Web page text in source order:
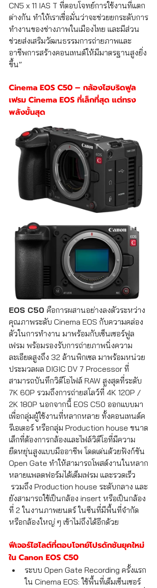
CN5 x 11 IAS T ที่ตอบโจทย์การใช้งานที่แตก
ต่างกัน ทำให้เราเชื่อมั่นว่าจะช่วยยกระดับการ
ทำงานของช่างภาพในเมืองไทย และมีส่วน
ช่วยส่งเสริมวัฒนธรรมการถ่ายภาพและ
อาชีพการสร้างคอนเทนต์ให้มีมาตรฐานสูงยิ่ง
ขึ้น”
Cinema EOS C50 – กล้องไฮบริดฟูล
เฟรม Cinema EOS ที่เล็กที่สุด แต่ทรง
พลังขั้นสุด
EOS C50 คือการผสานอย่างลงตัวระหว่าง
คุณภาพระดับ Cinema EOS กับความคล่อง
ตัวในการทำงาน มาพร้อมกับเซ็นเซอร์ฟูล
เฟรม พร้อมรองรับการถ่ายภาพนิ่งความ
ละเอียดสูงถึง 32 ล้านพิกเซล มาพร้อมหน่วย
ประมวลผล DIGIC DV 7 Processor ที่
สามารถบันทึกวิดีโอไฟล์ RAW สูงสุดที่ระดับ
7K 60P รวมถึงการถ่ายสโลว์ที่ 4K 120P /
2K 180P นอกจากนี้ EOS C50 ออกแบบมา
เพื่อกลุ่มผู้ใช้งานที่หลากหลาย ทั้งคอนเทนต์ค
รีเอเตอร์ หรือกลุ่ม Production house ขนาด
เล็กที่ต้องการกล้องและไฟล์วิดีโอที่มีความ
ยืดหยุ่นสูงแบบมืออาชีพ โดดเด่นด้วยฟังก์ชัน
Open Gate ทำให้สามารถโพสต์งานในหลาก
หลายแพลตฟอร์มได้เต็มเฟรม และรวดเร็ว
รวมถึง Production house ระดับกลาง และ
ยังสามารถใช้เป็นกล้อง insert หรือเป็นกล้อง
ที่ 2 ในงานภาพยนตร์ ในซีนที่มีพื้นที่จำกัด
หรือกล้องใหญ่ ๆ เข้าไม่ถึงได้อีกด้วย
ฟีเจอร์ไฮไลต์ที่ตอบโจทย์โปรดักชันยุคใหม่
ใน Canon EOS C50
ระบบ Open Gate Recording ครั้งแรก
ใน Cinema EOS: ใช้พื้นที่เต็มเซ็นเซอร์